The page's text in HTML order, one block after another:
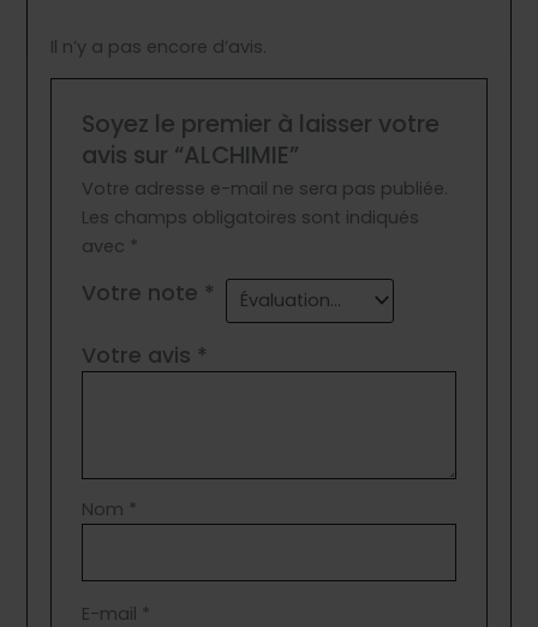
Il n’y a pas encore d’avis.
Soyez le premier à laisser votre
avis sur “ALCHIMIE”
Votre adresse e-mail ne sera pas publiée.
Les champs obligatoires sont indiqués
avec *
Votre note *
Votre avis *
Nom *
E-mail *